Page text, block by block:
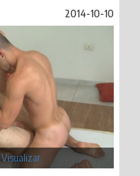
2014-10-10
Visualizar